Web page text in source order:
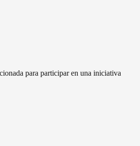
para participar en una iniciativa